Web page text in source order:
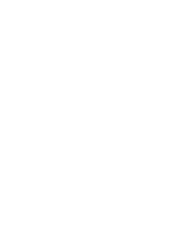
und Schulwege,
werden können. Welche
Verkehr gewidmet sind,
Bundeswaldgesetz und
In der